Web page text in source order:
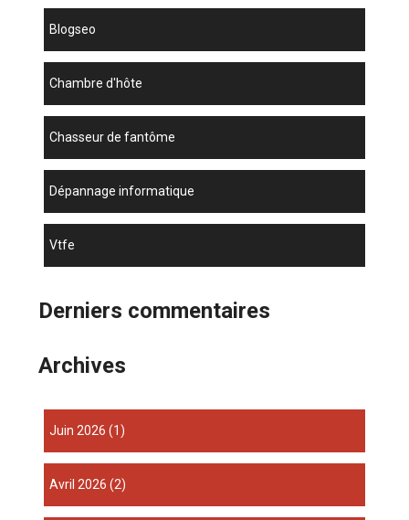
blogseo
chambre d'hôte
chasseur de fantôme
dépannage informatique
vtfe
Derniers commentaires
Archives
juin 2026 (1)
avril 2026 (2)